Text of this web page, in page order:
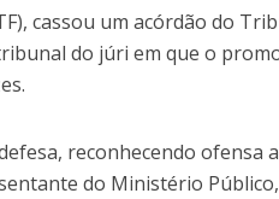
cassou um acórdão do
do júri em que o
reconhecendo ofensa
do Ministério